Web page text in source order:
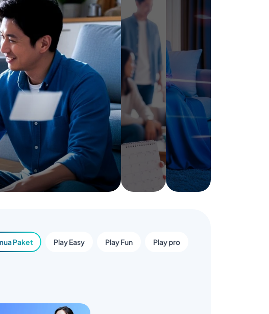
Paket Play Easy Play Fun Play pro